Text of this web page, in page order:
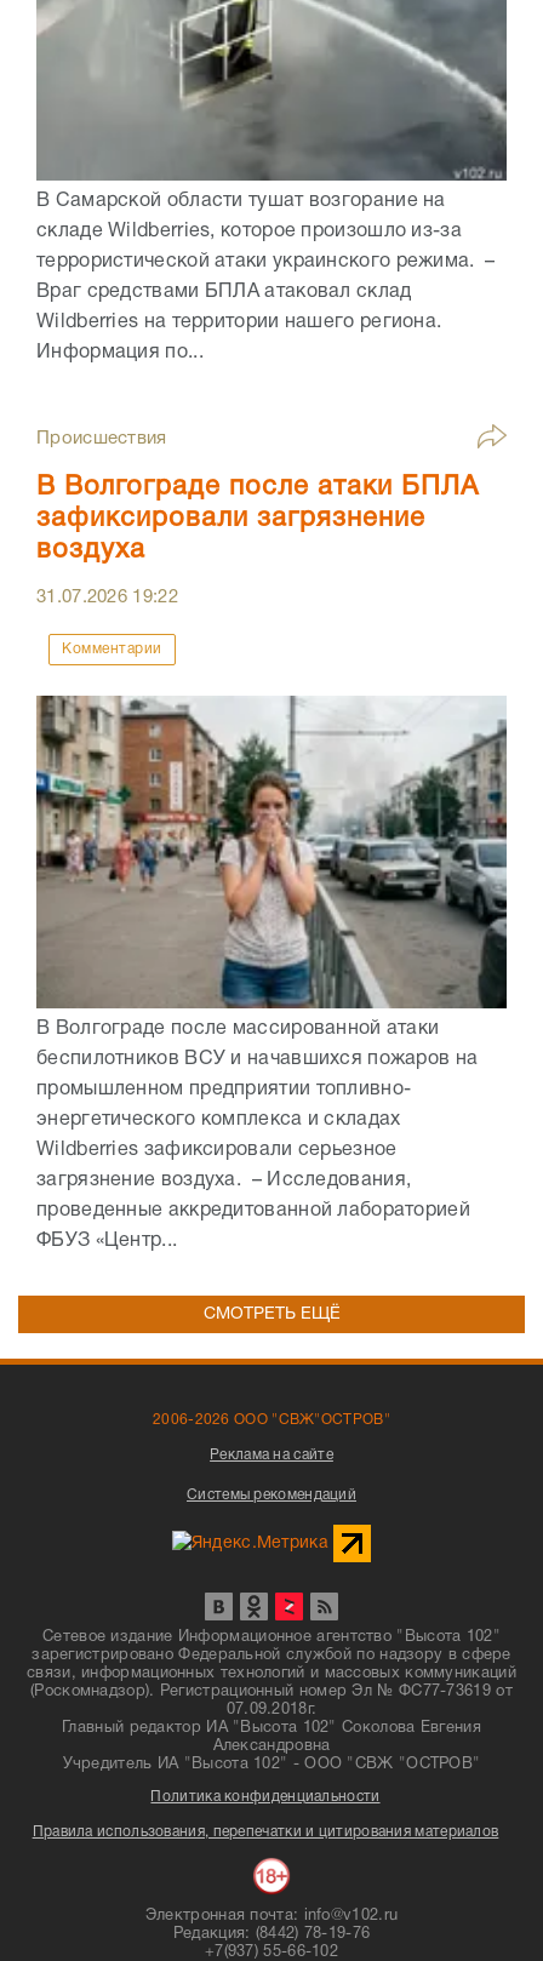
В Самарской области тушат возгорание на
складе Wildberries, которое произошло из-за
террористической атаки украинского режима. –
Враг средствами БПЛА атаковал склад
Wildberries на территории нашего региона.
Информация по...
Происшествия
В Волгограде после атаки БПЛА
зафиксировали загрязнение
воздуха
31.07.2026 19:22
Комментарии
В Волгограде после массированной атаки
беспилотников ВСУ и начавшихся пожаров на
промышленном предприятии топливно-
энергетического комплекса и складах
Wildberries зафиксировали серьезное
загрязнение воздуха. – Исследования,
проведенные аккредитованной лабораторией
ФБУЗ «Центр...
СМОТРЕТЬ ЕЩЁ
2006-2026 ООО "СВЖ"ОСТРОВ"
Реклама на сайте
Системы рекомендаций
Сетевое издание Информационное агентство "Высота 102"
зарегистрировано Федеральной службой по надзору в сфере
связи, информационных технологий и массовых коммуникаций
(Роскомнадзор). Регистрационный номер Эл № ФС77-73619 от
07.09.2018г.
Главный редактор ИА "Высота 102" Соколова Евгения
Александровна
Учредитель ИА "Высота 102" - ООО "СВЖ "ОСТРОВ"
Политика конфиденциальности
Правила использования, перепечатки и цитирования материалов
Электронная почта: info@v102.ru
Редакция: (8442) 78-19-76
+7(937) 55-66-102